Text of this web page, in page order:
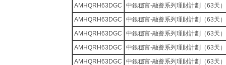
AMHQRH63DGC
中銀穩富-融薈系列理財計劃（63天）
AMHQRH63DGC
中銀穩富-融薈系列理財計劃（63天）
AMHQRH63DGC
中銀穩富-融薈系列理財計劃（63天）
AMHQRH63DGC
中銀穩富-融薈系列理財計劃（63天）
AMHQRH63DGC
中銀穩富-融薈系列理財計劃（63天）